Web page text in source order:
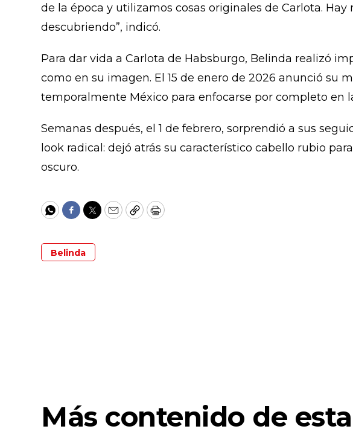
de la época y utilizamos cosas originales de Carlota.
descubriendo”, indicó.
Para dar vida a Carlota de Habsburgo, Belinda realizó
como en su imagen. El 15 de enero de 2026 anunció su
temporalmente México para enfocarse por completo en
Semanas después, el 1 de febrero, sorprendió a sus
look radical: dejó atrás su característico cabello rubio
oscuro.
WhatsApp
Facebook
Twitter
EmailCopyPrint
Belinda
Más contenido de